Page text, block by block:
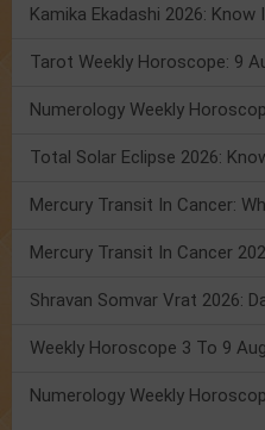
Tarot Weekly Horoscope: 9
Total Solar Eclipse 2026:
Numerology Weekly